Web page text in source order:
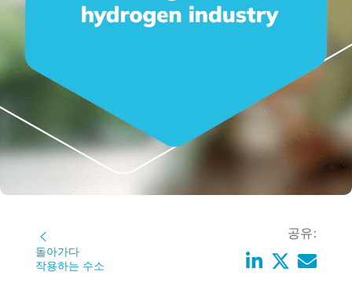
돌아가다
작용하는 수소
공유: